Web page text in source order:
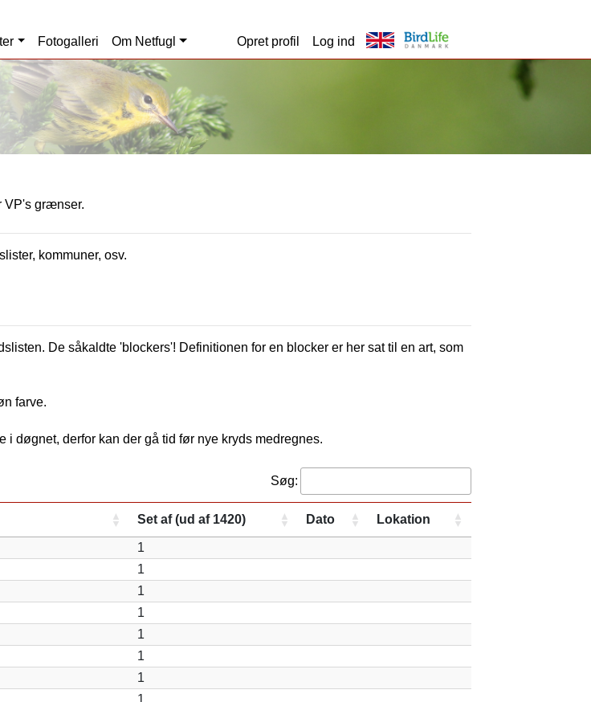
Fotogalleri Om Netfugl Opret profil Log ind
VP's grænser.
kommuner, osv.
De såkaldte 'blockers'! Definitionen for en blocker er her sat til en art, som
farve.
døgnet, derfor kan der gå tid før nye kryds medregnes.
Søg:
Set af (ud af 1420) Dato Lokation
1
1
1
1
1
1
1
1